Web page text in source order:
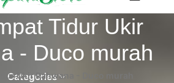
Tidur Ukir
- Duco murah
Categories
Ukir Rahwana - Duco murah